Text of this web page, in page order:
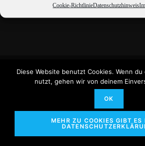
Cookie-RichtlinieDatenschutzhinweis
Cookie-Richtlinie
Datenschutzhinweis
Diese Website benutzt Cookies. Wenn
nutzt, gehen wir von deinem
OK
MEHR ZU COOKIES GIBT ES